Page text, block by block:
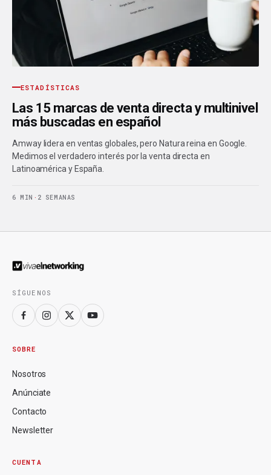
ESTADÍSTICAS
Las 15 marcas de venta directa y multinivel
más buscadas en español
Amway lidera en ventas globales, pero Natura reina en Google.
Medimos el verdadero interés por la venta directa en
Latinoamérica y España.
6 MIN · 2 SEMANAS
SÍGUENOS
SOBRE
Nosotros
Anúnciate
Contacto
Newsletter
CUENTA